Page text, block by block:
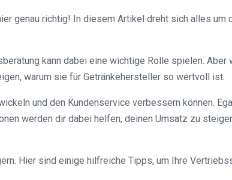
genau richtig! In diesem Artikel dreht sich alles um
kann dabei eine wichtige Rolle spielen. Aber
warum sie für Getränkehersteller so wertvoll ist.
und den Kundenservice verbessern können.
werden dir dabei helfen, deinen Umsatz zu
Hier sind einige hilfreiche Tipps, um Ihre